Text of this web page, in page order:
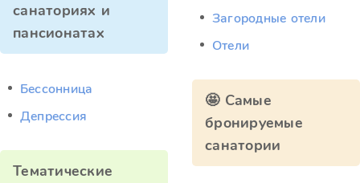
санаториях и
пансионатах
Бессонница
Депрессия
Тематические
Загородные отели
Отели
🤩 Самые
бронируемые
санатории